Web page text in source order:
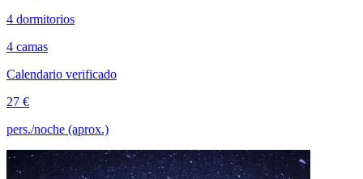
4 dormitorios
4 camas
Calendario verificado
27 €
pers./noche (aprox.)